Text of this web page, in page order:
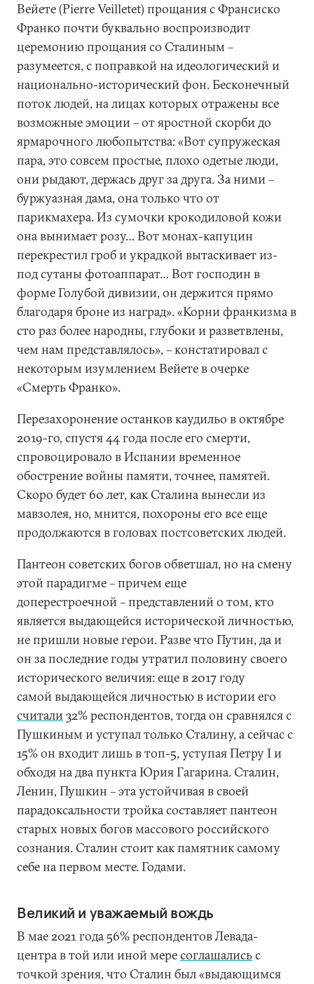
Вейетe (Pierre Veilletet) прощания с Франсиско
Франко почти буквально воспроизводит
церемонию прощания со Сталиным –
разумеется, с поправкой на идеологический и
национально-исторический фон. Бесконечный
поток людей, на лицах которых отражены все
возможные эмоции – от яростной скорби до
ярмарочного любопытства: «Вот супружеская
пара, это совсем простые, плохо одетые люди,
они рыдают, держась друг за друга. За ними –
буржуазная дама, она только что от
парикмахера. Из сумочки крокодиловой кожи
она вынимает розу… Вот монах-капуцин
перекрестил гроб и украдкой вытаскивает из-
под сутаны фотоаппарат… Вот господин в
форме Голубой дивизии, он держится прямо
благодаря броне из наград». «Корни франкизма в
сто раз более народны, глубоки и разветвлены,
чем нам представлялось», – констатировал с
некоторым изумлением Вейетe в очерке
«Смерть Франко».
Перезахоронение останков каудильо в октябре
2019-го, спустя 44 года после его смерти,
спровоцировало в Испании временное
обострение войны памяти, точнее, памятей.
Скоро будет 60 лет, как Сталина вынесли из
мавзолея, но, мнится, похороны его все еще
продолжаются в головах постсоветских людей.
Пантеон советских богов обветшал, но на смену
этой парадигме – причем еще
доперестроечной – представлений о том, кто
является выдающейся исторической личностью,
не пришли новые герои. Разве что Путин, да и
он за последние годы утратил половину своего
исторического величия: еще в 2017 году
самой выдающейся личностью в истории его
считали32% респондентов, тогда он сравнялся с
Пушкиным и уступал только Сталину, а сейчас с
15% он входит лишь в топ-5, уступая Петру I и
обходя на два пункта Юрия Гагарина. Сталин,
Ленин, Пушкин – эта устойчивая в своей
парадоксальности тройка составляет пантеон
старых новых богов массового российского
сознания. Сталин стоит как памятник самому
себе на первом месте. Годами.
Великий и уважаемый вождь
В мае 2021 года 56% респондентов Левада-
центра в той или иной мересоглашалисьс
точкой зрения, что Сталин был «выдающимся